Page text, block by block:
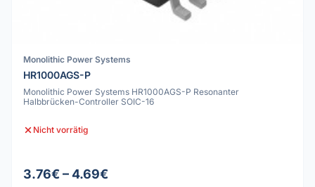
Monolithic Power Systems
HR1000AGS-P
Monolithic Power Systems HR1000AGS-P Resonanter
Halbbrücken-Controller SOIC-16
Nicht vorrätig
3.76€ – 4.69€